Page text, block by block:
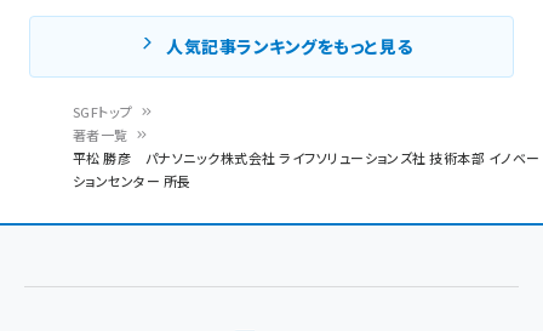
く
SGFトップ
著者一覧
平松 勝彦 パナソニック株式会社 ライフソリューションズ社 技術本部 イノベー
ションセンター 所長
人気記事ランキングをもっと見る